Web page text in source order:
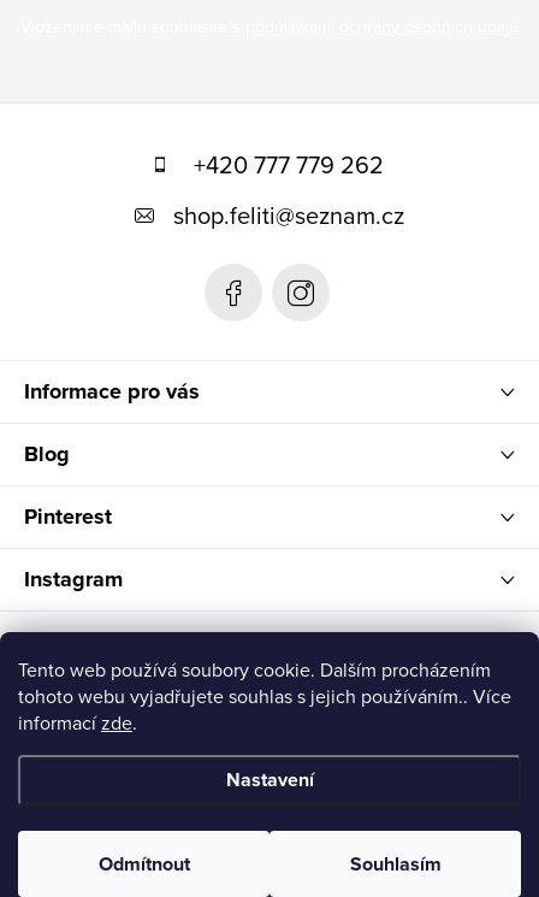
Tento web používá soubory cookie. Dalším procházením
tohoto webu vyjadřujete souhlas s jejich používáním.. Více
informacízde.
Nastavení
Odmítnout Souhlasím
Informace pro vás
+420 777 779 262
shop.feliti@seznam.cz
Blog
Pinterest
Instagram
Copyright 2026Feliti shop. Všechna práva vyhrazena.